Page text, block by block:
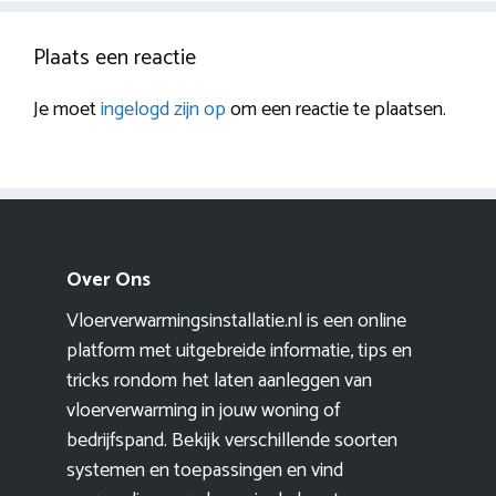
Plaats een reactie
Je moetingelogd zijn opom een reactie te plaatsen.
Over Ons
Vloerverwarmingsinstallatie.nl is een online
platform met uitgebreide informatie, tips en
tricks rondom het laten aanleggen van
vloerverwarming in jouw woning of
bedrijfspand. Bekijk verschillende soorten
systemen en toepassingen en vind